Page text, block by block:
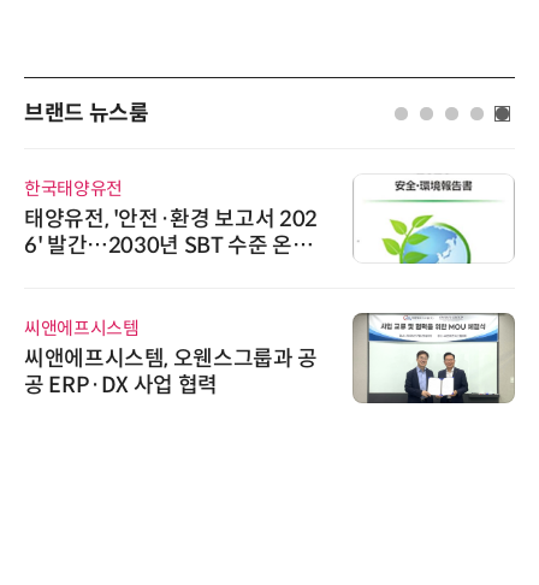
브랜드 뉴스룸
한국태양유전
태양유전, '안전·환경 보고서 202
6' 발간…2030년 SBT 수준 온실
씨앤에프시스템
씨앤에프시스템, 오웬스그룹과 공
공 ERP·DX 사업 협력